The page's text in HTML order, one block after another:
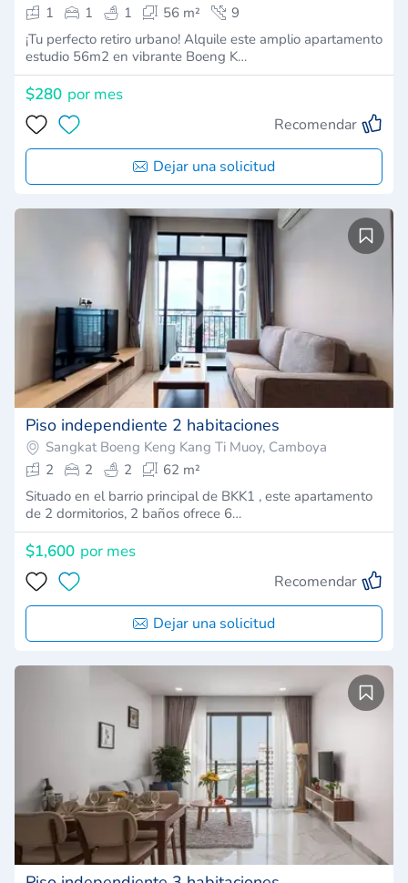
1
1 1 56 m²
9
¡Tu perfecto retiro urbano! Alquile este amplio apartamento
estudio 56m2 en vibrante Boeng K…
$280 por mes
Recomendar
Dejar una solicitud
Piso independiente 2 habitaciones
Sangkat Boeng Keng Kang Ti Muoy, Camboya
2
2 2
62 m²
Situado en el barrio principal de BKK1 , este apartamento
de 2 dormitorios, 2 baños ofrece 6…
$1,600 por mes
Recomendar
Dejar una solicitud